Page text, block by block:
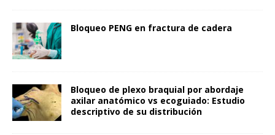
Bloqueo PENG en fractura de cadera
Bloqueo de plexo braquial por abordaje
axilar anatómico vs ecoguiado: Estudio
descriptivo de su distribución